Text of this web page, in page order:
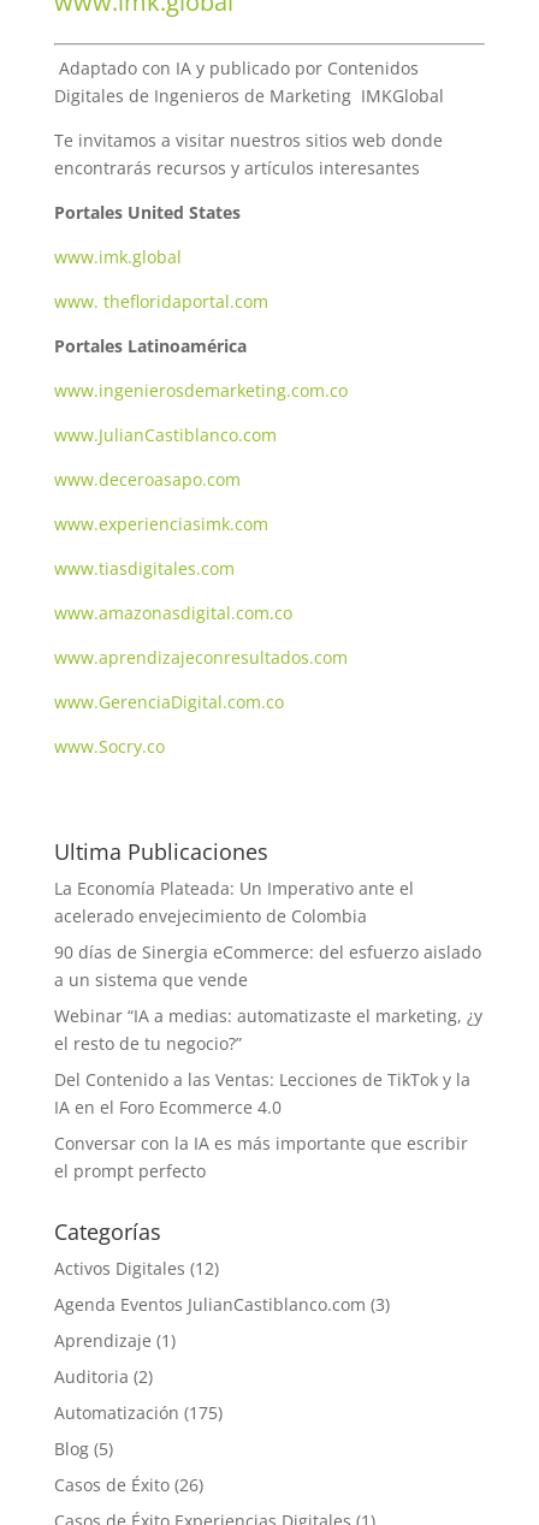
Adaptado con IA y publicado por Contenidos
Digitales de Ingenieros de Marketing IMKGlobal
Te invitamos a visitar nuestros sitios web donde
encontrarás recursos y artículos interesantes
Portales United States
www.imk.global
www. thefloridaportal.com
Portales Latinoamérica
www.ingenierosdemarketing.com.co
www.JulianCastiblanco.com
www.deceroasapo.com
www.experienciasimk.com
www.tiasdigitales.com
www.amazonasdigital.com.co
www.aprendizajeconresultados.com
www.GerenciaDigital.com.co
www.Socry.co
Ultima Publicaciones
La Economía Plateada: Un Imperativo ante el
acelerado envejecimiento de Colombia
90 días de Sinergia eCommerce: del esfuerzo aislado
a un sistema que vende
Webinar “IA a medias: automatizaste el marketing, ¿y
el resto de tu negocio?”
Del Contenido a las Ventas: Lecciones de TikTok y la
IA en el Foro Ecommerce 4.0
Conversar con la IA es más importante que escribir
el prompt perfecto
Categorías
Activos Digitales (12)
Agenda Eventos JulianCastiblanco.com (3)
Aprendizaje (1)
Auditoria (2)
Automatización (175)
Blog(5)
Casos de Éxito(26)
Casos de Éxito Experiencias Digitales (1)